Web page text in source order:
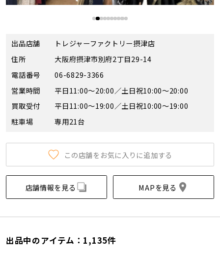
出品中のアイテム：1,135件
出品店舗
トレジャーファクトリー摂津店
住所
大阪府摂津市別府2丁目29-14
電話番号
06-6829-3366
営業時間
平日11:00～20:00／土日祝10:00～20:00
買取受付
平日11:00～19:00／土日祝10:00～19:00
駐車場
専用21台
この店舗をお気に入りに追加する
店舗情報を見る MAPを見る